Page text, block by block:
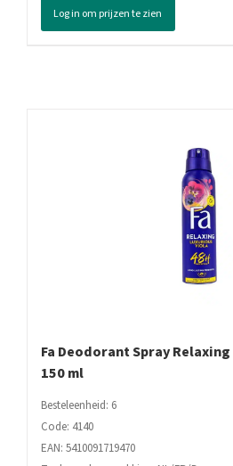
Roller
Active
Log in om prijzen te zien
Fa Deodorant Spray
150 ml
Besteleenheid: 6
Code: 4140
EAN: 5410091719470